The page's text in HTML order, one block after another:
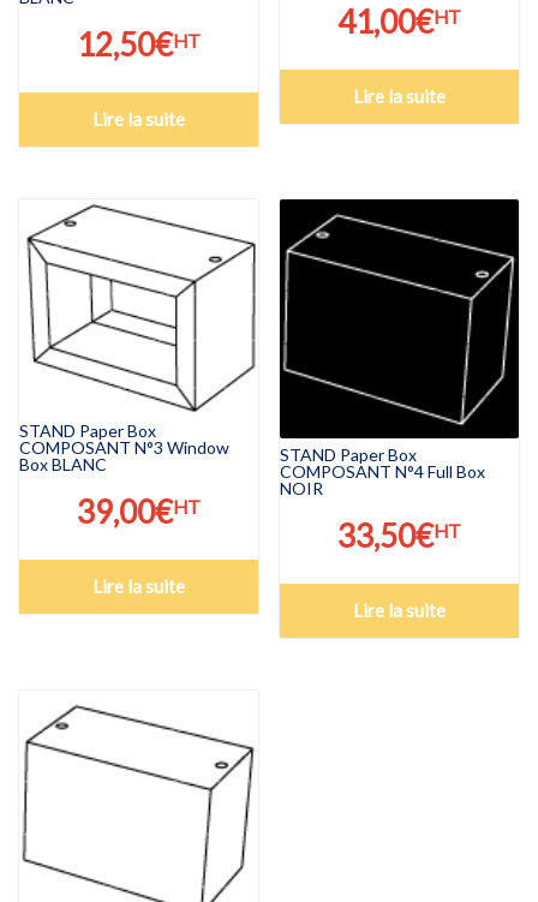
12,50€HT
Lire la suite
41,00€HT
Lire la suite
STAND Paper Box
COMPOSANT N°3 Window
Box BLANC
39,00€HT
Lire la suite
STAND Paper Box
COMPOSANT N°4 Full Box
NOIR
33,50€HT
Lire la suite